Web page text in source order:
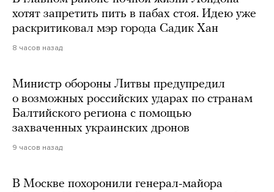
хотят запретить пить в пабах стоя. Идею уже
раскритиковал мэр города Садик Хан
8 часов назад
Министр обороны Литвы предупредил
о возможных российских ударах по странам
Балтийского региона с помощью
захваченных украинских дронов
9 часов назад
В Москве похоронили генерал-майора